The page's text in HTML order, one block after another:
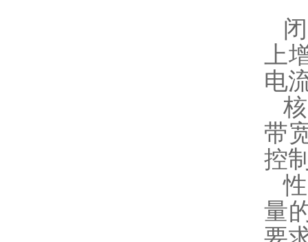
上
电
带
控
量